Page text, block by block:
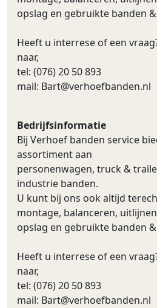
opslag en gebruikte banden
Heeft u interrese of een
naar,
tel: (076) 20 50 893
mail: Bart@verhoefbanden.nl
Bedrijfsinformatie
Bij Verhoef banden service
assortiment aan
personenwagen, truck &
industrie banden.
U kunt bij ons ook altijd
montage, balanceren,
opslag en gebruikte banden
Heeft u interrese of een
naar,
tel: (076) 20 50 893
mail: Bart@verhoefbanden.nl